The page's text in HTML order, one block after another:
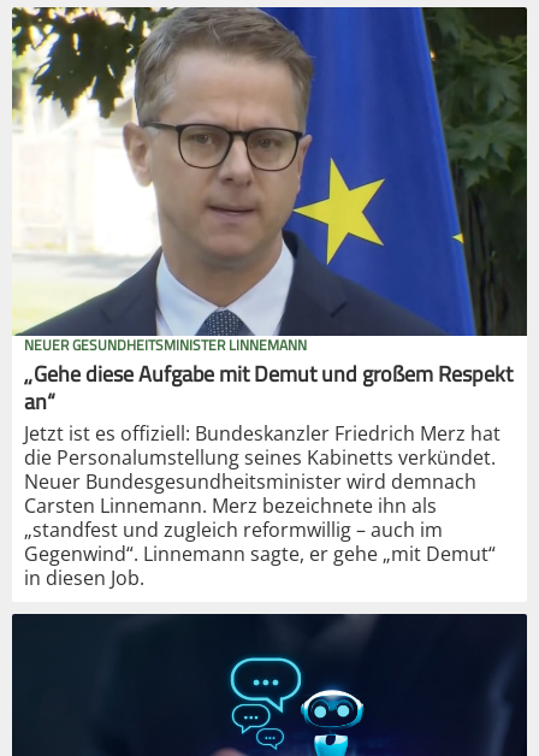
NEUER GESUNDHEITSMINISTER LINNEMANN
„Gehe diese Aufgabe mit Demut und großem Respekt
an“
Jetzt ist es offiziell: Bundeskanzler Friedrich Merz hat
die Personalumstellung seines Kabinetts verkündet.
Neuer Bundesgesundheitsminister wird demnach
Carsten Linnemann. Merz bezeichnete ihn als
„standfest und zugleich reformwillig – auch im
Gegenwind“. Linnemann sagte, er gehe „mit Demut“
in diesen Job.